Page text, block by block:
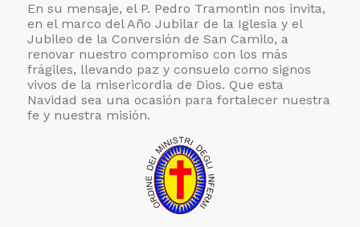
En su mensaje, el P. Pedro Tramontin nos invita,
en el marco del Año Jubilar de la Iglesia y el
Jubileo de la Conversión de San Camilo, a
renovar nuestro compromiso con los más
frágiles, llevando paz y consuelo como signos
vivos de la misericordia de Dios. Que esta
Navidad sea una ocasión para fortalecer nuestra
fe y nuestra misión.